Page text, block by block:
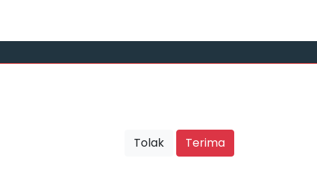
Tolak Terima